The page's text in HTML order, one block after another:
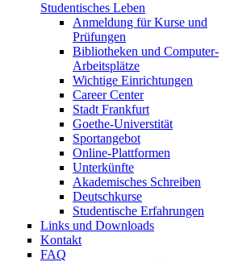
Studentisches Leben
Anmeldung für Kurse und
Prüfungen
Bibliotheken und Computer-
Arbeitsplätze
Wichtige Einrichtungen
Career Center
Stadt Frankfurt
Goethe-Universtität
Sportangebot
Online-Plattformen
Unterkünfte
Akademisches Schreiben
Deutschkurse
Studentische Erfahrungen
Links und Downloads
Kontakt
FAQ